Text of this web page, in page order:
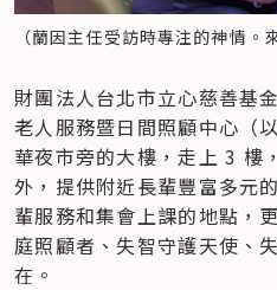
（蘭因主任受訪時專注的神情。
財團法人台北市立心慈善基
老人服務暨日間照顧中心（
華夜市旁的大樓，走上 3 樓
外，提供附近長輩豐富多元
輩服務和集會上課的地點，
庭照顧者、失智守護天使、
在。